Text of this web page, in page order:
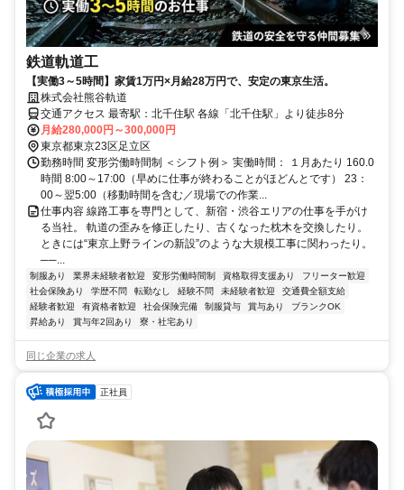
鉄道軌道工
【実働3～5時間】家賃1万円×月給28万円で、安定の東京生活。
株式会社熊谷軌道
交通アクセス 最寄駅：北千住駅 各線「北千住駅」より徒歩8分
月給280,000円～300,000円
東京都東京23区足立区
勤務時間 変形労働時間制 ＜シフト例＞ 実働時間： １月あたり 160.0
時間 8:00～17:00（早めに仕事が終わることがほどんとです） 23：
00～翌5:00（移動時間を含む／現場での作業...
仕事内容 線路工事を専門として、新宿・渋谷エリアの仕事を手がけ
る当社。 軌道の歪みを修正したり、古くなった枕木を交換したり。
ときには“東京上野ラインの新設”のような大規模工事に関わったり。
──...
制服あり 業界未経験者歓迎 変形労働時間制 資格取得支援あり
フリーター歓迎
社会保険あり
学歴不問 転勤なし 経験不問 未経験者歓迎
交通費全額支給
経験者歓迎
有資格者歓迎 社会保険完備 制服貸与 賞与あり
ブランクOK
昇給あり
賞与年2回あり 寮・社宅あり
同じ企業の求人
正社員